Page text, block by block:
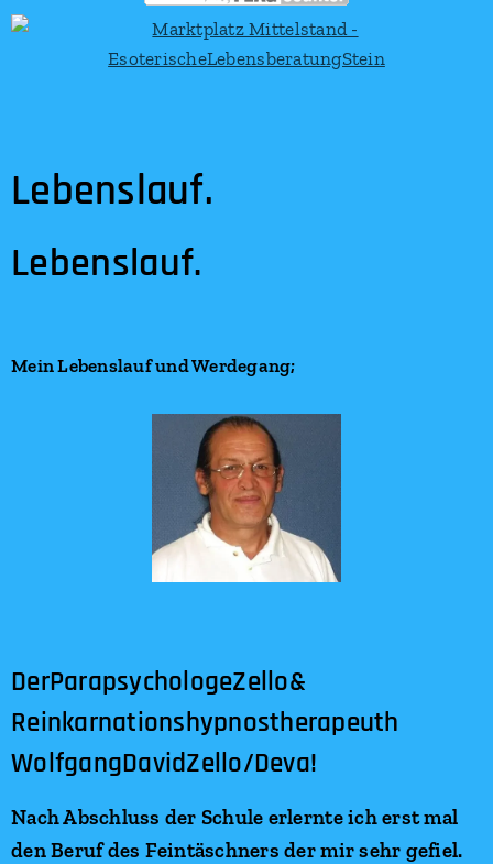
Lebenslauf.
Lebenslauf.
Mein Lebenslauf und Werdegang;
DerParapsychologeZello&
Reinkarnationshypnostherapeuth
WolfgangDavidZello/Deva!
Nach Abschluss der Schule erlernte ich erst mal
den Beruf des Feintäschners der mir sehr gefiel.